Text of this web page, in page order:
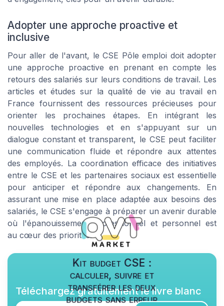
Adopter une approche proactive et
inclusive
Pour aller de l'avant, le CSE Pôle emploi doit adopter
une approche proactive en prenant en compte les
retours des salariés sur leurs conditions de travail. Les
articles et études sur la qualité de vie au travail en
France fournissent des ressources précieuses pour
orienter les prochaines étapes. En intégrant les
nouvelles technologies et en s'appuyant sur un
dialogue constant et transparent, le CSE peut faciliter
une communication fluide et répondre aux attentes
des employés. La coordination efficace des initiatives
entre le CSE et les partenaires sociaux est essentielle
pour anticiper et répondre aux changements. En
assurant une mise en place adaptée aux besoins des
salariés, le CSE s'engage à préparer un avenir durable
où l'épanouissement professionnel et personnel est
au cœur des priorités.
Kit budget CSE :
calculer, suivre et
transférer les deux
budgets sans erreur
Téléchargez gratuitement le livre blanc